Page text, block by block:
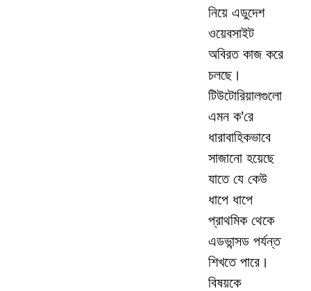
নিয়ে এডুদেশ
ওয়েবসাইট
অবিরত কাজ করে
চলছে।
টিউটোরিয়ালগুলো
এমন ক’রে
ধারাবাহিকভাবে
সাজানো হয়েছে
যাতে যে কেউ
ধাপে ধাপে
প্রাথমিক থেকে
এডভান্সড পর্যন্ত
শিখতে পারে।
বিষয়কে